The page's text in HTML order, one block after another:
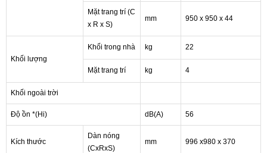
Mặt trang trí (C
x R x S)
mm 950 x 950 x 44
Khối lượng
Khối trong nhà kg 22
Mặt trang trí kg 4
Khối ngoài trời
Độ ồn *(Hi) dB(A) 56
Kích thước
Dàn nóng
(CxRxS)
mm 996 x980 x 370